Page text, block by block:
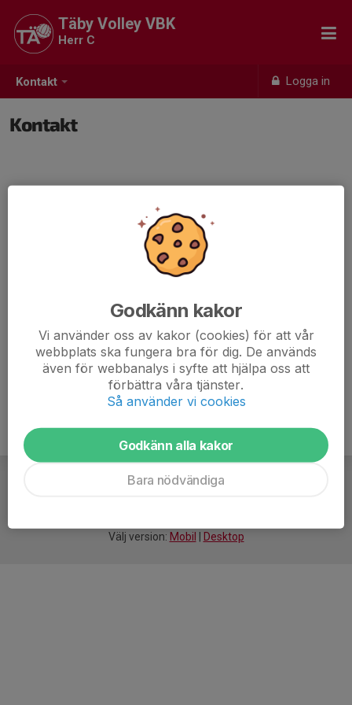
Kontakt Logga in
Täby Volley VBK
Herr C
Kontakt
Välj version: Mobil Desktop
Godkänn kakor
Vi använder oss av kakor (cookies) för att vår
webbplats ska fungera bra för dig. De används
även för webbanalys i syfte att hjälpa oss att
förbättra våra tjänster.
Så använder vi cookies
Godkänn alla kakor
Bara nödvändiga